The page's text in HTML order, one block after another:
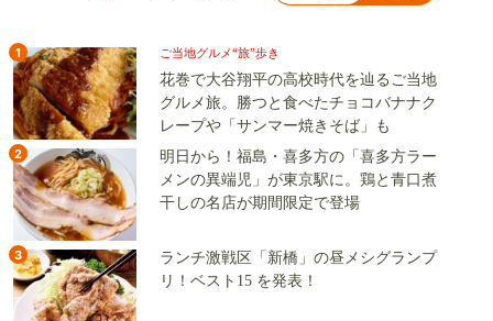
1 ご当地グルメ“旅”歩き
花巻で大谷翔平の高校時代を辿るご当地
グルメ旅。勝つと食べたチョコバナナク
レープや「サンマー焼きそば」も
2
明日から！福島・喜多方の「喜多方ラー
メンの異端児」が東京駅に。鶏と青口煮
干しの名店が期間限定で登場
3
ランチ激戦区「新橋」の昼メシグランプ
リ！ベスト15 を発表！